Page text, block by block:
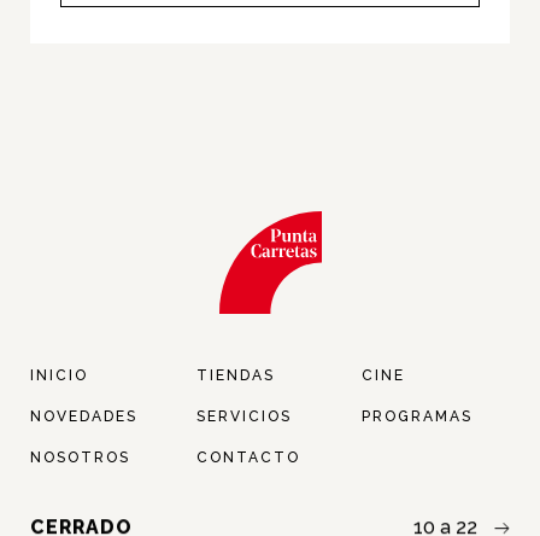
INICIO TIENDAS CINE
NOVEDADES SERVICIOS PROGRAMAS
NOSOTROS CONTACTO
CERRADO 10 a 22